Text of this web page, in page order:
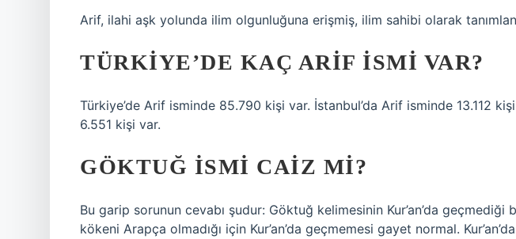
Arif, ilahi aşk yolunda ilim olgunluğuna erişmiş, ilim sahibi olarak
TÜRKIYE’DE KAÇ ARIF ISMI VAR?
Türkiye’de Arif isminde 85.790 kişi var. İstanbul’da Arif isminde 13.112
6.551 kişi var.
GÖKTUĞ ISMI CAIZ MI?
Bu garip sorunun cevabı şudur: Göktuğ kelimesinin Kur’an’da
kökeni Arapça olmadığı için Kur’an’da geçmemesi gayet normal.